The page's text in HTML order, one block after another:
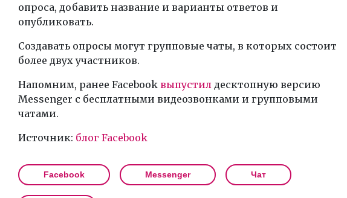
опроса, добавить название и варианты ответов и
опубликовать.
Создавать опросы могут групповые чаты, в которых состоит
более двух участников.
Напомним, ранее Facebook выпустилдесктопную версию
Messenger с бесплатными видеозвонками и групповыми
чатами.
Источник: блог Facebook
Facebook Messenger Чат